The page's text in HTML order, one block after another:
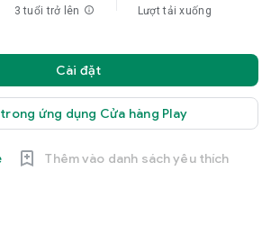
3 tuổi trở lên info Lượt tải xuống
Cài đặt
ứng dụng Cửa hàng Play
Thêm vào danh sách yêu thích